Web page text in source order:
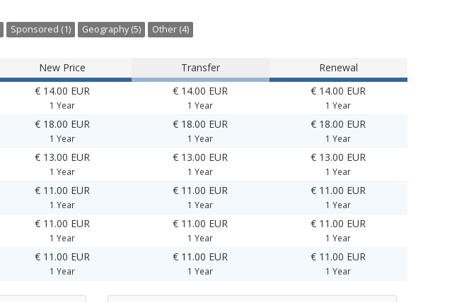
Sponsored (1) Geography (5) Other (4)
New Price Transfer Renewal
€ 14.00 EUR
1 Year
€ 14.00 EUR
1 Year
€ 14.00 EUR
1 Year
€ 18.00 EUR
1 Year
€ 18.00 EUR
1 Year
€ 18.00 EUR
1 Year
€ 13.00 EUR
1 Year
€ 13.00 EUR
1 Year
€ 13.00 EUR
1 Year
€ 11.00 EUR
1 Year
€ 11.00 EUR
1 Year
€ 11.00 EUR
1 Year
€ 11.00 EUR
1 Year
€ 11.00 EUR
1 Year
€ 11.00 EUR
1 Year
€ 11.00 EUR
1 Year
€ 11.00 EUR
1 Year
€ 11.00 EUR
1 Year